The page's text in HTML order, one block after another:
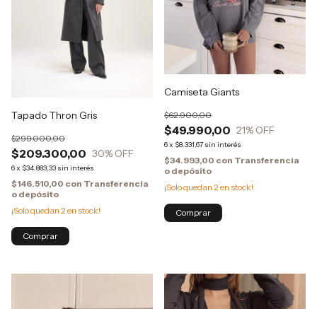
Tapado Thron Gris
$209.300,00
$299.000,00
30% OFF
6x $34.883,33 sin interés
$146.510,00 con Transferencia
o depósito
¡Solo quedan 2en stock!
Camiseta Giants
$49.990,00
$62.900,00
21% OFF
6x $8.331,67 sin interés
$34.993,00 con Transferencia
o depósito
¡Solo quedan 2 en stock!